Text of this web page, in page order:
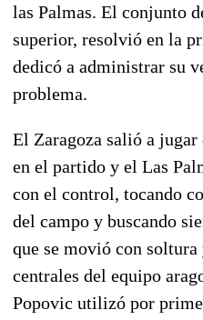
las Palmas. El conjunto
superior, resolvió en la
dedicó a administrar su
problema.
El Zaragoza salió a
en el partido y el Las
con el control, tocando
del campo y buscando
que se movió con
centrales del equipo
Popovic utilizó por